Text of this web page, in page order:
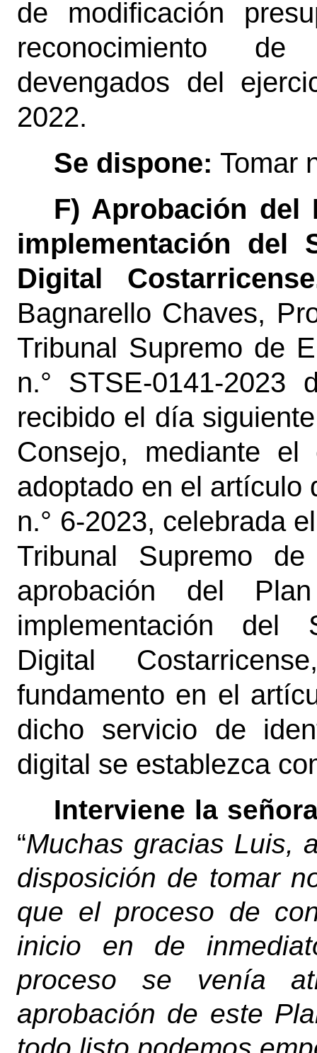
de modificación
reconocimiento
devengados del
2022.
Se dispone:Tomar
F) Aprobación del
implementación del
Digital
Bagnarello Chaves,
Tribunal Supremo de
n.° STSE-0141-
recibido el día
Consejo, mediante
adoptado en el artículo
n.° 6-2023, celebrada
Tribunal Supremo
aprobación del
implementación del
Digital
fundamento en el
dicho servicio de
digital se establezca
Interviene la
“Muchas gracias Luis,
disposición de tomar
que el proceso de
inicio en de
proceso se venía
aprobación de este